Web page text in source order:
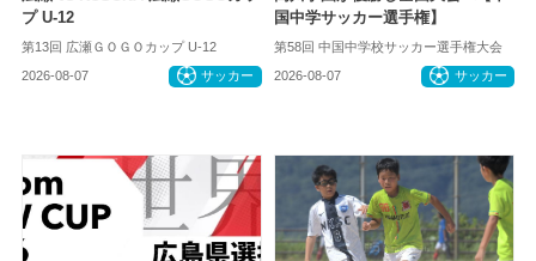
プ U-12
第13回 広瀬ＧＯＧＯカップ U-12
2026-08-07 サッカー
国中学サッカー選手権】
第58回 中国中学校サッカー選手権大会
2026-08-07 サッカー